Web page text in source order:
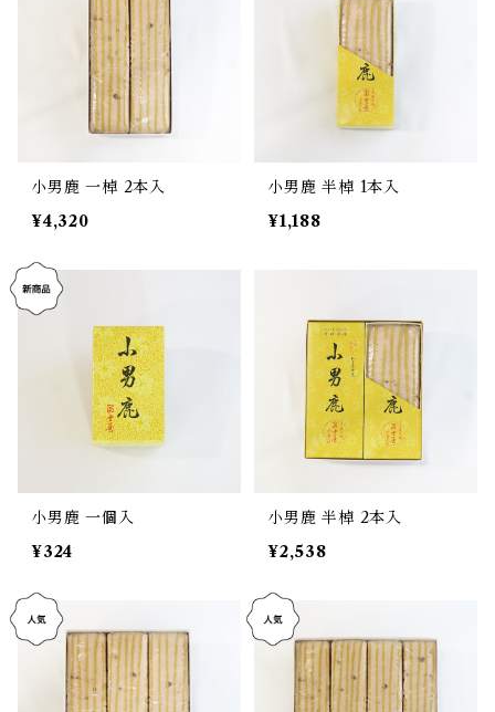
小男鹿 一棹 2本入
¥4,320
小男鹿 半棹 1本入
¥1,188
小男鹿 一個入
¥324
小男鹿 半棹 2本入
¥2,538